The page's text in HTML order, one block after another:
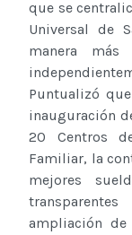
que se
Universal de
manera
Puntualizó
inauguración
20 Centros
Familiar, la
mejores
ampliación de